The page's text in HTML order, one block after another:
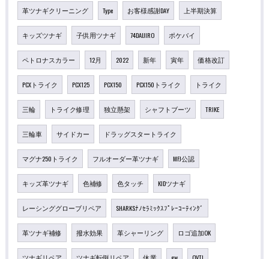
革ツナギクリーニング Type お客様感謝DAY 上半期決算
キッズツナギ 子供用ツナギ 74DAIJIRO ポケバイ
ペトロナスカラー 12月 2022 新年 寅年 価格改訂
PCXトライク PCX125 PCX150 PCX150トライク トライク
三輪 トライク修理 独立懸架 シャフトブーツ TRIKE
三輪車 サイドカー ドラッグスタートライク
マグナ250トライク フルオーダー革ツナギ MFJ公認
キッズ革ツナギ 色補修 色タッチ KIDツナギ
レーシンググローブリペア SHARKSﾅﾉｾﾗﾐｯｸｽﾌﾟﾚｰｺｰﾃｨﾝｸﾞ
革ツナギ補修 撥水効果 革シャーリング ロゴ追加OK